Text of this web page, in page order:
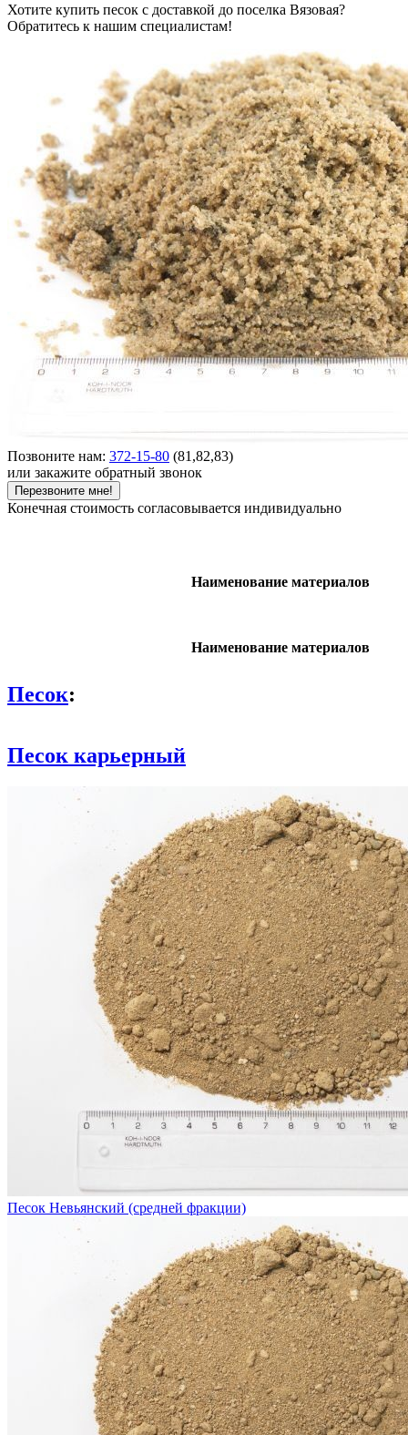
Хотите купить песок с доставкой до поселка Вязовая?
Обратитесь к нашим специалистам!
Позвоните нам: 372-15-80 (81,82,83)
или закажите обратный звонок
Перезвоните мне!
Конечная стоимость согласовывается индивидуально
Наименование материалов
Наименование материалов
Песок:
Песок карьерный
Песок Невьянский (средней фракции)